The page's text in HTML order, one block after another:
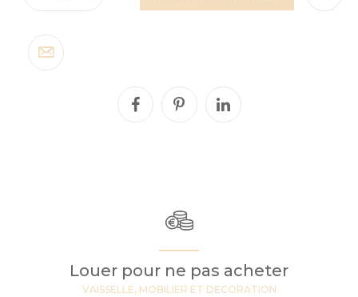
Louer pour ne pas acheter
VAISSELLE, MOBILIER ET DECORATION